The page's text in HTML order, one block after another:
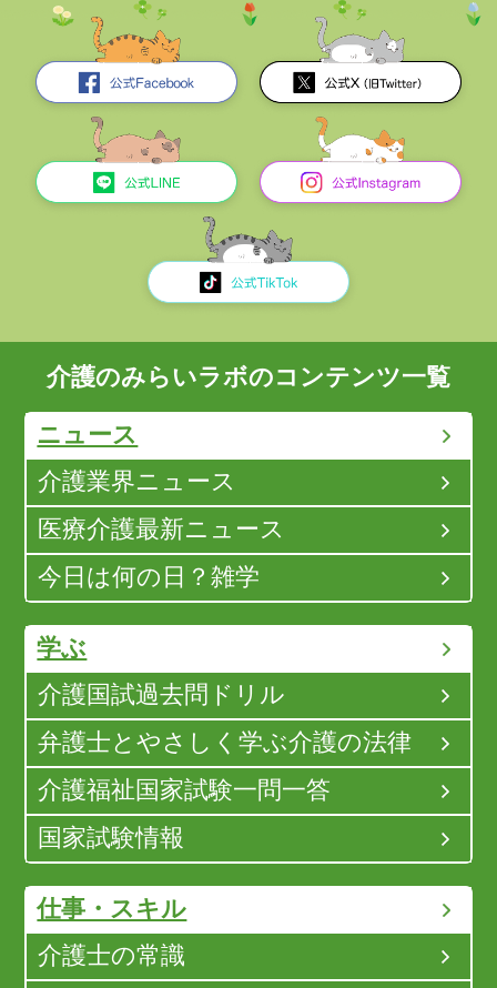
介護のみらいラボのコンテンツ一覧
ニュース
介護業界ニュース
医療介護最新ニュース
今日は何の日？雑学
学ぶ
介護国試過去問ドリル
弁護士とやさしく学ぶ介護の法律
介護福祉国家試験一問一答
国家試験情報
仕事・スキル
介護士の常識